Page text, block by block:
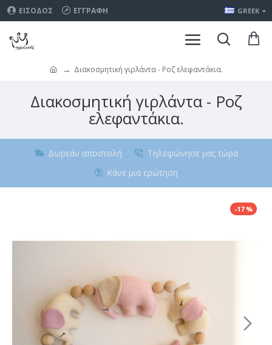
ΕΊΣΟΔΟΣ ΕΓΓΡΑΦΉ GREEK
Διακοσμητική γιρλάντα - Ροζ ελεφαντάκια.
Διακοσμητική γιρλάντα - Ροζ
ελεφαντάκια.
Δωρεάν αποστολή
Τηλεφώνησε μας τώρα
Κάνε μια ερώτηση
-17 %